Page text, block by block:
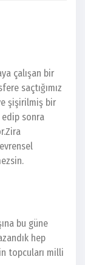
çalışan bir
saçtığımız
şişirilmiş bir
sonra
bu güne
hep
topcuları milli